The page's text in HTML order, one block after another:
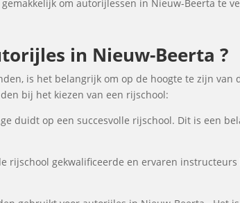
om autorijlessen in Nieuw-Beerta te
in Nieuw-Beerta ?
is het belangrijk om op de hoogte te zijn
bij het kiezen van een rijschool:
duidt op een succesvolle rijschool. Dit is een
rijschool gekwalificeerde en ervaren